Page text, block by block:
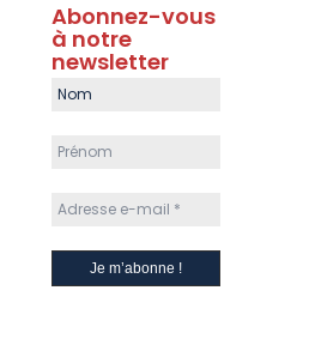
Abonnez-vous
à notre
newsletter